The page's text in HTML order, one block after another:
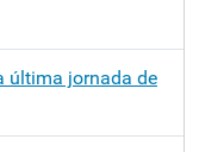
última jornada de